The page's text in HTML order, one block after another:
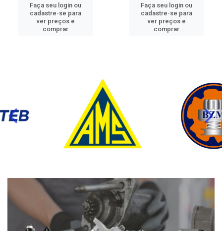
Faça seu login ou
cadastre-se para
ver preços e
comprar
Faça seu login ou
cadastre-se para
ver preços e
comprar